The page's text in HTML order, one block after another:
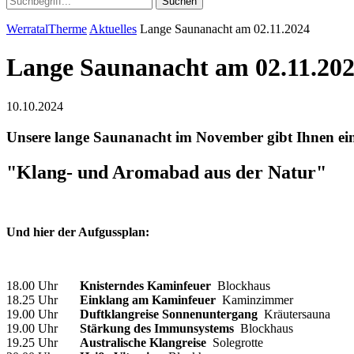
WerratalTherme Aktuelles Lange Saunanacht am 02.11.2024
Lange Saunanacht am
10.10.2024
Unsere lange Saunanacht im November gibt Ihnen
"Klang- und Aromabad aus der Natur"
Und hier der Aufgussplan:
18.00 Uhr Knisterndes Kaminfeuer Blockhaus
18.25 UhrEinklang am Kaminfeuer Kaminzimmer
19.00 Uhr Duftklangreise Sonnenuntergang Kräutersauna
19.00 Uhr Stärkung des Immunsystems Blockhaus
19.25 UhrAustralische Klangreise Solegrotte